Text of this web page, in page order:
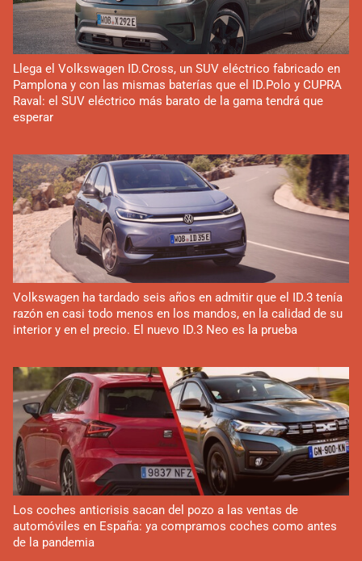
Llega el Volkswagen ID.Cross, un SUV eléctrico fabricado en
Pamplona y con las mismas baterías que el ID.Polo y CUPRA
Raval: el SUV eléctrico más barato de la gama tendrá que
esperar
Volkswagen ha tardado seis años en admitir que el ID.3 tenía
razón en casi todo menos en los mandos, en la calidad de su
interior y en el precio. El nuevo ID.3 Neo es la prueba
Los coches anticrisis sacan del pozo a las ventas de
automóviles en España: ya compramos coches como antes
de la pandemia